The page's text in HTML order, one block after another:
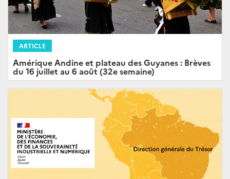
ARTICLE
Amérique Andine et plateau des Guyanes : Brèves
du 16 juillet au 6 août (32e semaine)